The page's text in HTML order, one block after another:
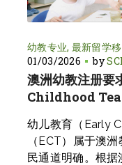
幼教专业 最新留学
01/03/2026
by
澳洲幼教注册
Childhood
幼儿教育（Early
（ECT）属于澳
民通道明确。根